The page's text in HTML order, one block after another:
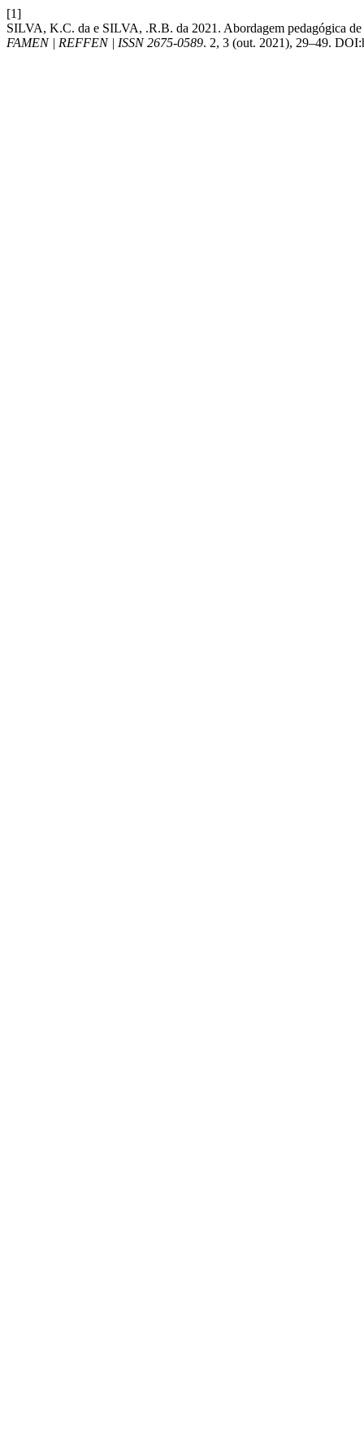
[1]
SILVA, K.C. da e SILVA, .R.B. da 2021. Abordagem pedagógica
FAMEN | REFFEN | ISSN 2675-0589. 2, 3 (out. 2021), 29–49.